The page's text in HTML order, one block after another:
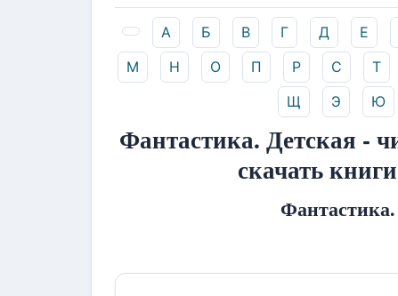
А Б В Г Д Е
М
Н О П Р С Т
Щ
Э Ю
Фантастика. Детская -
скачать